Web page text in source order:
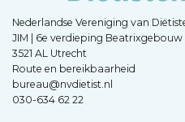
Nederlandse Vereniging van
JIM | 6e verdieping
3521 AL Utrecht
Route en bereikbaarheid
bureau@nvdietist.nl
030-634 62 22